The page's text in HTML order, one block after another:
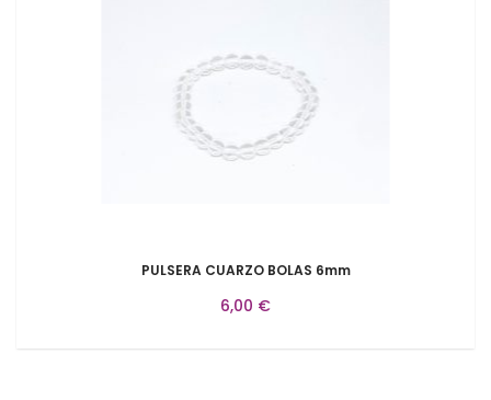
PULSERA CUARZO BOLAS 6mm
6,00 €